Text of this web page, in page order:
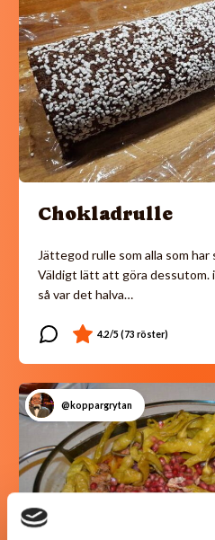
Chokladrulle
Jättegod rulle som alla som har
Väldigt lätt att göra
så var det halva…
@koppargrytan